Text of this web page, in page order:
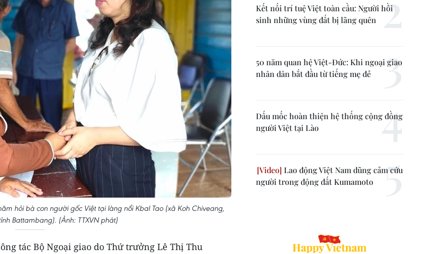
hỏi bà con người gốc Việt tại làng nổi Kbal Tao (xã Koh Chiveang,
Battambang). (Ảnh: TTXVN phát)
tác Bộ Ngoại giao do Thứ trưởng Lê Thị Thu
Kết nối trí tuệ Việt toàn cầu: Người hồi
sinh những vùng đất bị lãng quên
50 năm quan hệ Việt-Đức: Khi ngoại giao
nhân dân bắt đầu từ tiếng mẹ đẻ
Dấu mốc hoàn thiện hệ thống cộng đồng
người Việt tại Lào
Lao động Việt Nam dũng cảm cứu
người trong động đất Kumamoto